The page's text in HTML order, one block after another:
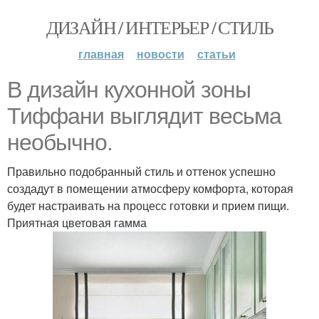
ДИЗАЙН / ИНТЕРЬЕР / СТИЛЬ
главная новости статьи
В дизайн кухонной зоны
Тиффани выглядит весьма
необычно.
Правильно подобранный стиль и оттенок успешно
создадут в помещении атмосферу комфорта, которая
будет настраивать на процесс готовки и прием пищи.
Приятная цветовая гамма